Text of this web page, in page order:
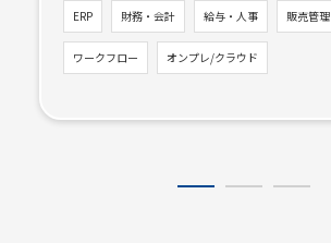
ERP 財務・会計 給与・人事 販売管理
ワークフロー オンプレ/クラウド